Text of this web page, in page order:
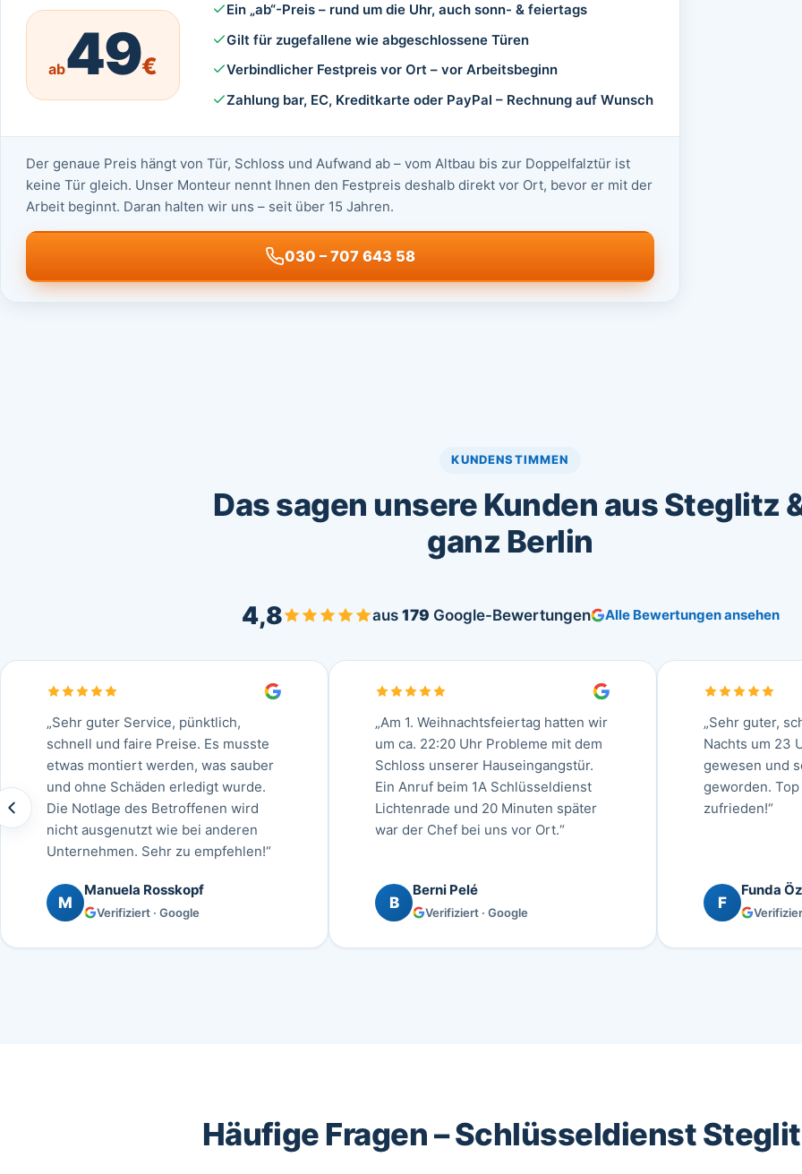
ab49€
Ein „ab“-Preis – rund um die Uhr, auch sonn- & feiertags
Gilt für zugefallene wie abgeschlossene Türen
Verbindlicher Festpreis vor Ort – vor Arbeitsbeginn
Zahlung bar, EC, Kreditkarte oder PayPal – Rechnung auf Wunsch
Der genaue Preis hängt von Tür, Schloss und Aufwand ab – vom Altbau bis zur Doppelfalztür ist
keine Tür gleich. Unser Monteur nennt Ihnen den Festpreis deshalb direkt vor Ort, bevor er mit der
Arbeit beginnt. Daran halten wir uns – seit über 15 Jahren.
030 – 707 643 58
KUNDENSTIMMEN
Das sagen unsere Kunden aus Steglitz
ganz Berlin
4,8 aus 179 Google-Bewertungen Alle Bewertungen ansehen
„Sehr guter Service, pünktlich,
schnell und faire Preise. Es musste
etwas montiert werden, was sauber
und ohne Schäden erledigt wurde.
Die Notlage des Betroffenen wird
nicht ausgenutzt wie bei anderen
Unternehmen. Sehr zu empfehlen!“
M
Manuela Rosskopf
Verifiziert · Google
„Am 1. Weihnachtsfeiertag hatten wir
um ca. 22:20 Uhr Probleme mit dem
Schloss unserer Hauseingangstür.
Ein Anruf beim 1A Schlüsseldienst
Lichtenrade und 20 Minuten später
war der Chef bei uns vor Ort.“
B
Berni Pelé
Verifiziert · Google
„Sehr guter,
Nachts um 23
gewesen und
geworden.
zufrieden!“
F
Funda
Häufige Fragen – Schlüsseldienst